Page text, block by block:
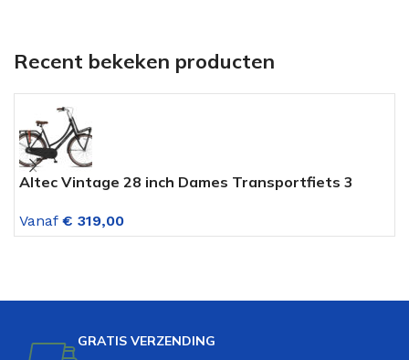
Recent bekeken producten
Altec Vintage 28 inch Dames Transportfiets 3
Vanaf € 319,00
GRATIS VERZENDING